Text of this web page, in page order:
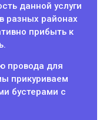
данной услуги
разных районах
прибыть к
провода для
прикуриваем
бустерами с